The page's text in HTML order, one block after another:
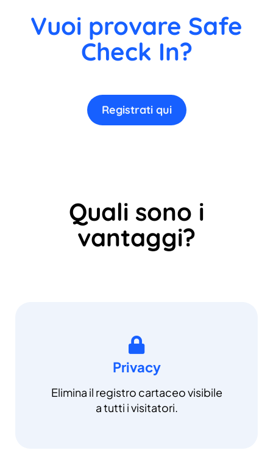
Vuoi provare Safe
Check In?
Registrati qui
Quali sono i
vantaggi?
Privacy
Elimina il registro cartaceo visibile
a tutti i visitatori.